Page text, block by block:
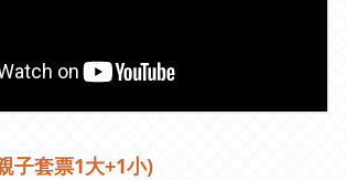
子套票1大+1小)